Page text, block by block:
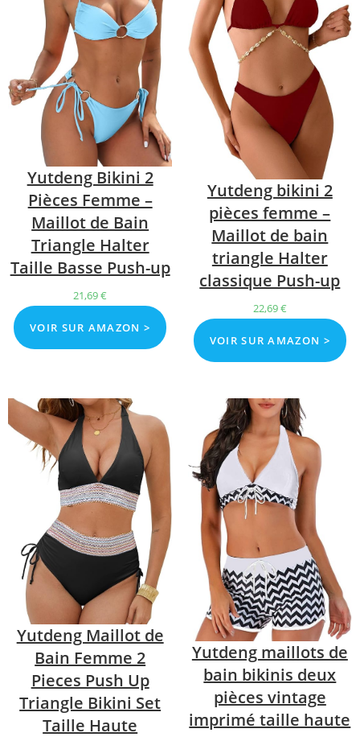
Yutdeng Bikini 2
Pièces Femme –
Maillot de Bain
Triangle Halter
Taille Basse Push-up
21,69€
VOIR SUR AMAZON >
Yutdeng bikini 2
pièces femme –
Maillot de bain
triangle Halter
classique Push-up
22,69€
VOIR SUR AMAZON >
Yutdeng Maillot de
Bain Femme 2
Pieces Push Up
Triangle Bikini Set
Taille Haute
Yutdeng maillots de
bain bikinis deux
pièces vintage
imprimé taille haute